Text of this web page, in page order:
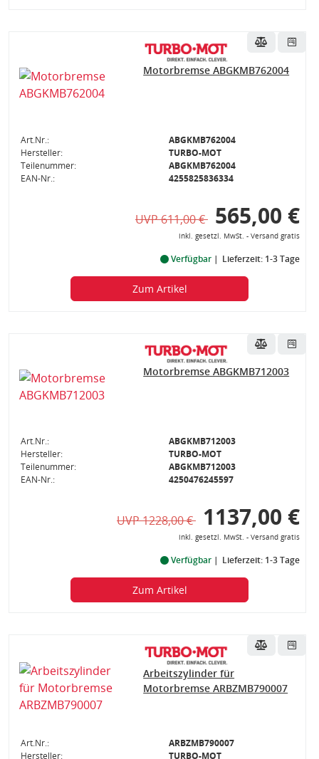
Motorbremse ABGKMB762004
Art.Nr.:
ABGKMB762004
Hersteller:
TURBO-MOT
Teilenummer:
ABGKMB762004
EAN-Nr.:
4255825836334
UVP 611,00 € 565,00 €
inkl. gesetzl. MwSt. - Versand gratis
Verfügbar Lieferzeit: 1-3 Tage
Zum Artikel
Motorbremse ABGKMB712003
Art.Nr.:
ABGKMB712003
Hersteller:
TURBO-MOT
Teilenummer:
ABGKMB712003
EAN-Nr.:
4250476245597
UVP 1228,00 € 1137,00 €
inkl. gesetzl. MwSt. - Versand gratis
Verfügbar Lieferzeit: 1-3 Tage
Zum Artikel
Arbeitszylinder für
Motorbremse ARBZMB790007
Art.Nr.:
ARBZMB790007
Hersteller:
TURBO-MOT